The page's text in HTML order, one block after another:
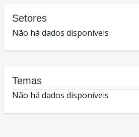
Setores
Não há dados disponíveis
Temas
Não há dados disponíveis